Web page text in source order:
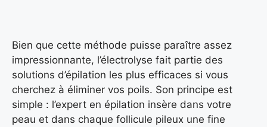
Bien que cette méthode puisse paraître assez
impressionnante, l’électrolyse fait partie des
solutions d’épilation les plus efficaces si vous
cherchez à éliminer vos poils. Son principe est
simple : l’expert en épilation insère dans votre
peau et dans chaque follicule pileux une fine